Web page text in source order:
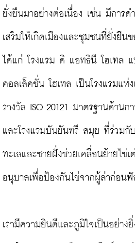
ยั่งยืนมาอย่างต่อเนื่อง เช่น มีการดำ
เสริมให้เกิดเมืองและชุมชนที่ยั่งยืนข
ได้แก่ โรงแรม ดิ แอทธินี โฮเทล
คอลเล็คชั่น โฮเทล เป็นโรงแรมแห่
รางวัล ISO 20121 มาตรฐานด้านก
และโรงแรมบันยันทรี สมุย ที่ร่วมกั
ทะเลและชายฝั่งช่วยเคลื่อนย้ายไข่
อนุบาลเพื่อป้องกันไข่จากผู้ล่าก่อน
เรามีความยินดีและภูมิใจเป็นอย่าง